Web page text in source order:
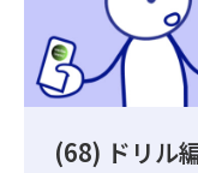
(68) ドリル